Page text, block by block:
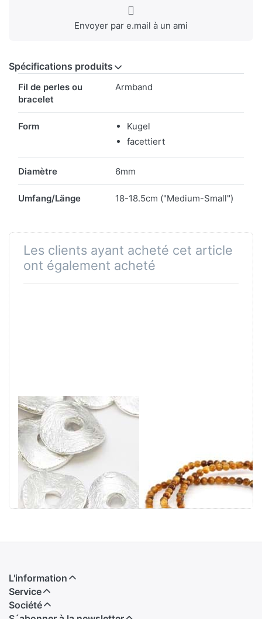
Envoyer par e.mail à un ami
Spécifications produits
Fil de perles ou
bracelet
Armband
Form
Kugel
facettiert
Diamètre 6mm
Umfang/Länge 18-18.5cm ("Medium-Small")
Les clients ayant acheté cet article
ont également acheté
Disque bombé
opaque, argent
925
L'information
Service
Société